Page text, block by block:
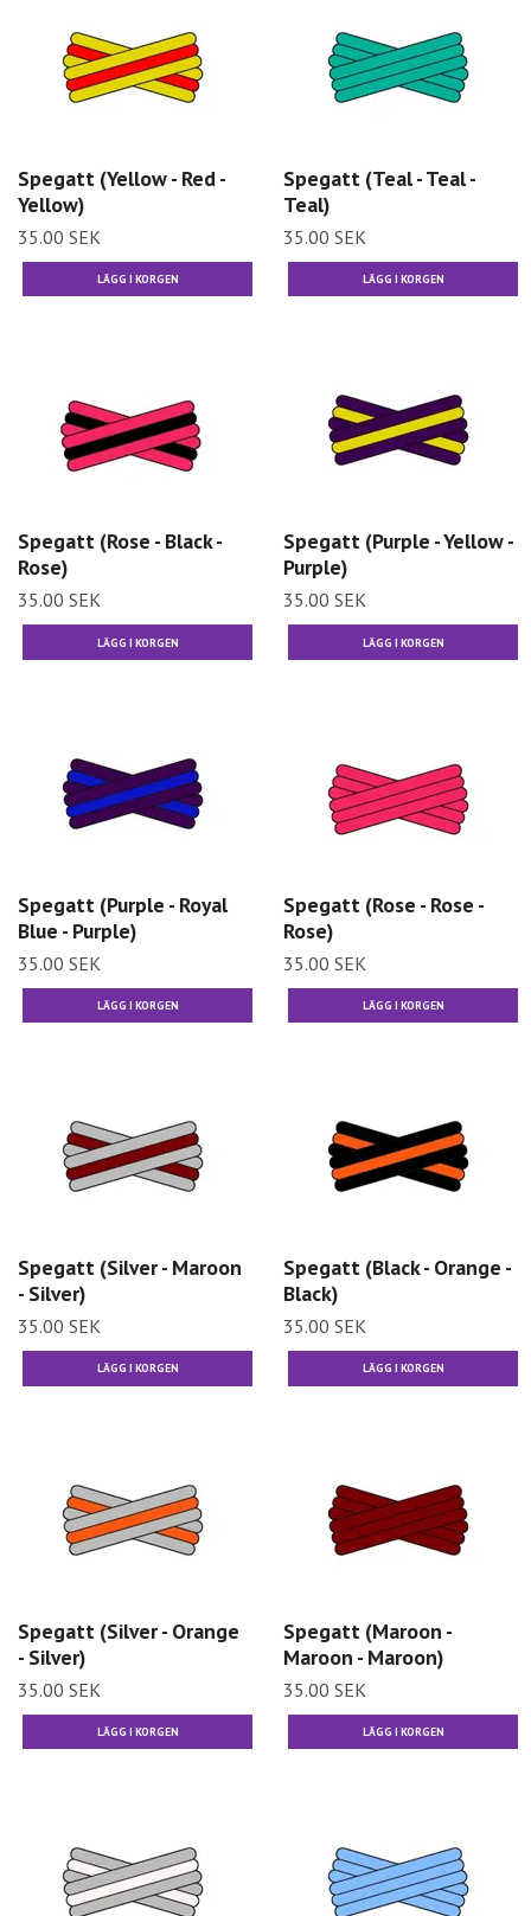
Spegatt (Yellow - Red -
Yellow)
35.00 SEK
Spegatt (Teal - Teal -
Teal)
35.00 SEK
Spegatt (Rose - Black -
Rose)
35.00 SEK
Spegatt (Purple - Yellow -
Purple)
35.00 SEK
Spegatt (Purple - Royal
Blue - Purple)
35.00 SEK
Spegatt (Rose - Rose -
Rose)
35.00 SEK
Spegatt (Silver - Maroon
- Silver)
35.00 SEK
Spegatt (Black - Orange -
Black)
35.00 SEK
Spegatt (Silver - Orange
- Silver)
35.00 SEK
Spegatt (Maroon -
Maroon - Maroon)
35.00 SEK